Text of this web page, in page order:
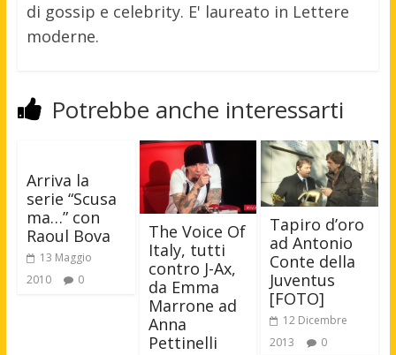
di gossip e celebrity. E' laureato in Lettere
moderne.
Potrebbe anche interessarti
Arriva la
serie “Scusa
ma…” con
Raoul Bova
13 Maggio
2010
0
The Voice Of
Italy, tutti
contro J-Ax,
da Emma
Marrone ad
Anna
Pettinelli
Tapiro d’oro
ad Antonio
Conte della
Juventus
[FOTO]
12 Dicembre
2013
0